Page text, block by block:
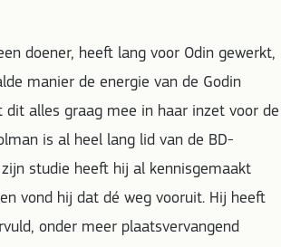
doener, heeft lang voor Odin gewerkt,
manier de energie van de Godin
dit alles graag mee in haar inzet voor de
is al heel lang lid van de BD-
studie heeft hij al kennisgemaakt
vond hij dat dé weg vooruit. Hij heeft
onder meer plaatsvervangend